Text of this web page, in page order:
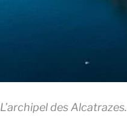
L’archipel des Alcatrazes.